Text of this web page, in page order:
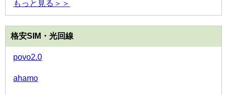
もっと見る＞＞
格安SIM・光回線
povo2.0
ahamo